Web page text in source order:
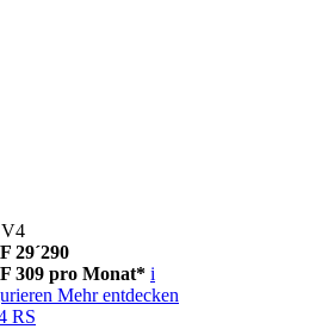
29´290
309 pro Monat* i
Mehr entdecken
RS